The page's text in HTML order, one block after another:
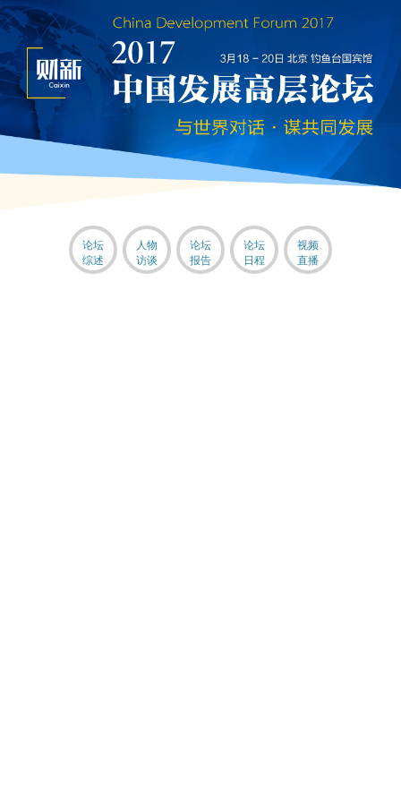
论坛
综述
人物
访谈
论坛
报告
论坛
日程
视频
直播